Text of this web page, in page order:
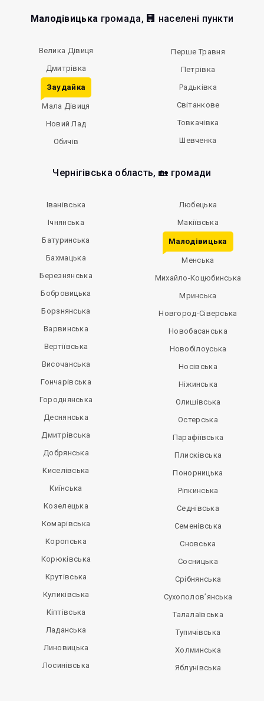
Малодівицька громада, 🏢 населені пункти
Велика Дівиця
Дмитрівка
Заудайка
Мала Дівиця
Новий Лад
Обичів
Перше Травня
Петрівка
Радьківка
Світанкове
Товкачівка
Шевченка
Чернігівська область, 🏡 громади
Іванівська
Ічнянська
Батуринська
Бахмацька
Березнянська
Бобровицька
Борзнянська
Варвинська
Вертіївська
Височанська
Гончарівська
Городнянська
Деснянська
Дмитрівська
Добрянська
Киселівська
Киїнська
Козелецька
Комарівська
Коропська
Корюківська
Крутівська
Куликівська
Кіптівська
Ладанська
Линовицька
Лосинівська
Любецька
Макіївська
Малодівицька
Менська
Михайло-Коцюбинська
Мринська
Новгород-Сіверська
Новобасанська
Новобілоуська
Носівська
Ніжинська
Олишівська
Остерська
Парафіївська
Плисківська
Понорницька
Ріпкинська
Седнівська
Семенівська
Сновська
Сосницька
Срібнянська
Сухополов’янська
Талалаївська
Тупичівська
Холминська
Яблунівська